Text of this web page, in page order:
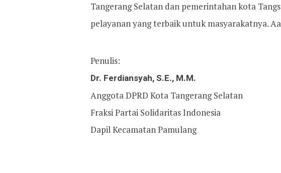
Tangerang Selatan dan pemerintahan kota
pelayanan yang terbaik untuk masyarakatnya.
Penulis:
Dr. Ferdiansyah, S.E., M.M.
Anggota DPRD Kota Tangerang Selatan
Fraksi Partai Solidaritas Indonesia
Dapil Kecamatan Pamulang